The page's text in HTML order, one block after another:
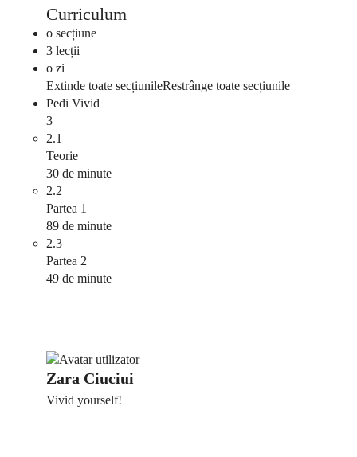
Curriculum
o secțiune
3 lecții
o zi
Extinde toate secțiunileRestrânge toate secțiunile
Pedi Vivid
3
2.1
Teorie
30 de minute
2.2
Partea 1
89 de minute
2.3
Partea 2
49 de minute
Zara Ciuciui
Vivid yourself!